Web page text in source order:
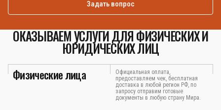
Задать вопрос
ОКАЗЫВАЕМ УСЛУГИ ДЛЯ ФИЗИЧЕСКИХ И
ЮРИДИЧЕСКИХ ЛИЦ
Физические лица
Официальная оплата,
предоставляем чек, бесплатная
доставка в любой регион РФ, по
запросу отправим готовые
документы в любую страну Мира.